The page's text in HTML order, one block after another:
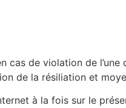
de violation de
de la résiliation et
à la fois sur le